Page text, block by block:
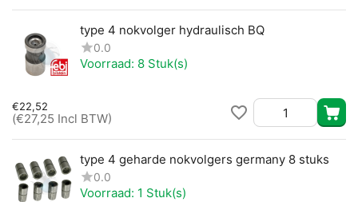
type 4 nokvolger hydraulisch BQ
0.0
Voorraad: 8 Stuk(s)
€22,52
(€27,25 Incl BTW)
type 4 geharde nokvolgers germany 8 stuks
0.0
Voorraad: 1 Stuk(s)